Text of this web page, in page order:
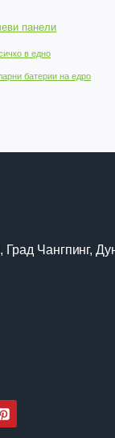
панели
в едно
батерии на едро
Чангпинг,